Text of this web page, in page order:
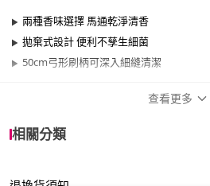
兩種香味選擇 馬通乾淨清香
拋棄式設計 便利不孳生細菌
50cm弓形刷柄可深入細縫清潔
查看更多
相關分類